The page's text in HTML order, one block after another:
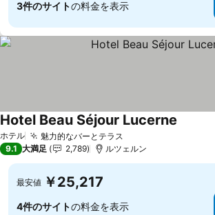
3件のサイトの料金を表示
ホテル 魅力的なバーとテラス
Hotel Beau Séjour Lucerne
9.1 大満足 2,789 ルツェルン
最安値 ￥25,217
4件のサイトの料金を表示